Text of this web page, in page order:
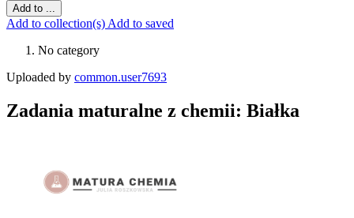
Add to ...
Add to collection(s) Add to saved
No category
Uploaded by common.user7693
Zadania maturalne z chemii: Białka